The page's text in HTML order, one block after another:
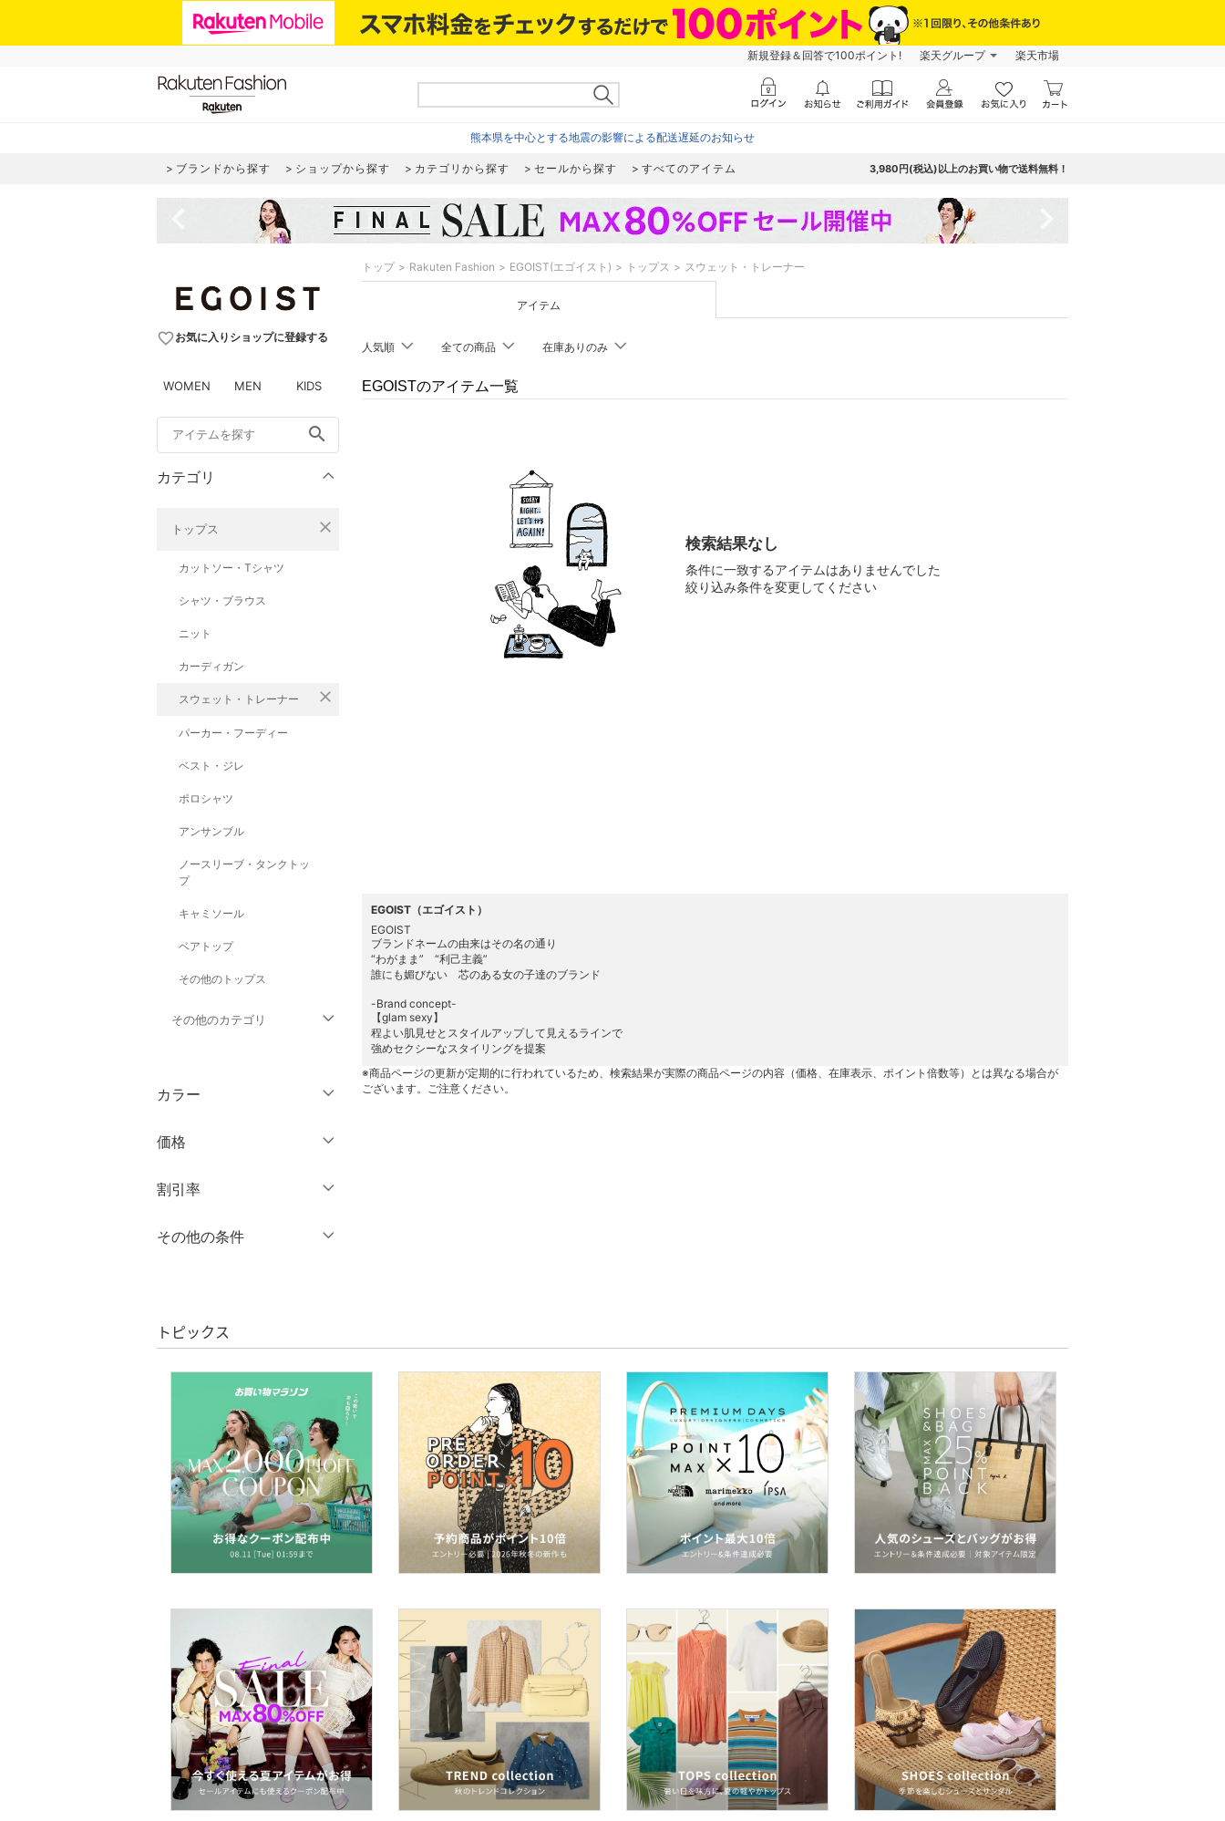
新規登録＆回答で100ポイント! 楽天グループ 楽天市場
熊本県を中心とする地震の影響による配送遅延のお知らせ
ブランドから探す ショップから探す カテゴリから探す セールから探す すべてのアイテム 3,980円(税込)以上のお買い物で送料無料！
favorite_borderお気に入りショップに登録する
WOMEN MEN KIDS
search
カテゴリ
トップス close
カットソー・Tシャツ
シャツ・ブラウス
ニット
カーディガン
スウェット・トレーナー close
パーカー・フーディー
ベスト・ジレ
ポロシャツ
アンサンブル
ノースリーブ・タンクトッ
プ
キャミソール
ベアトップ
その他のトップス
その他のカテゴリ
パンツ
ワンピース・ドレス
スカート
オールインワン・オーバ
シューズ・靴
靴下・レッグウェア
ファッション雑貨
アクセサリー・腕時計
財布・ポーチ・ケース
ヘアアクセサリー
マタニティウェア・ベビ
ー用品
スーツ・フォーマル
水着・スイムグッズ
カラー
価格
絞り込み
割引率
％OFF～ ％OFF
その他の条件
クリア 絞り込み
トップ Rakuten Fashion EGOIST(エゴイスト) トップス スウェット・トレーナー
アイテム
人気順 全ての商品 在庫ありのみ
EGOISTのアイテム一覧
検索結果なし
条件に一致するアイテムはありませんでした
絞り込み条件を変更してください
EGOIST（エゴイスト）
EGOIST
ブランドネームの由来はその名の通り
“わがまま” “利己主義”
誰にも媚びない 芯のある女の子達のブランド
-Brand concept-
【glam sexy】
程よい肌見せとスタイルアップして見えるラインで
強めセクシーなスタイリングを提案
※商品ページの更新が定期的に行われているため、検索結果が実際の商品ページの内容（価格、在庫表示、ポイント倍数等）とは異なる場合が
ございます。ご注意ください。
トピックス